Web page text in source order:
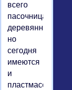
всего
пасочница
деревянная,
но
сегодня
имеются
и
пластмассовые